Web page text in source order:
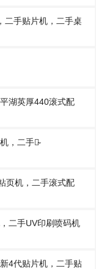
二手贴片机，二手桌
湖英厚440滚式配
，二手纸̴
页机，二手滚式配
二手UV印刷喷码机
4代贴片机，二手贴